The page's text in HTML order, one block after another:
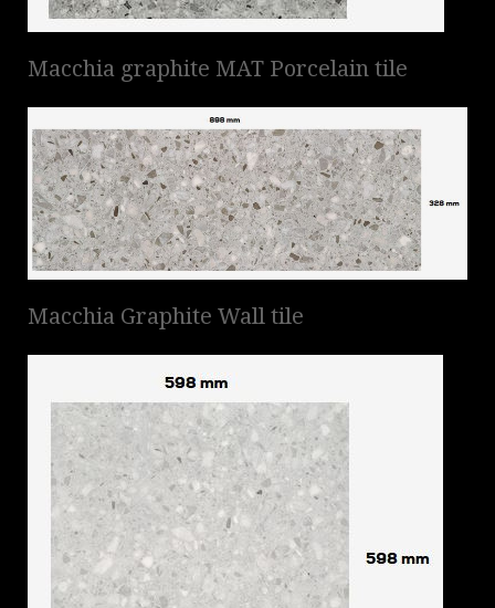
Macchia graphite MAT Porcelain tile
Macchia Graphite Wall tile